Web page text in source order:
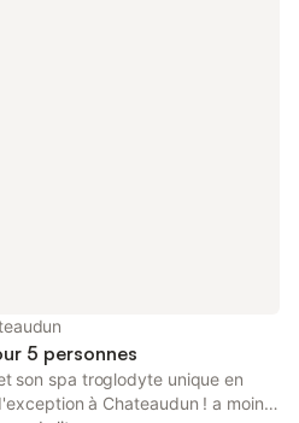
5 personnes
son spa troglodyte unique en
à Chateaudun ! a moins